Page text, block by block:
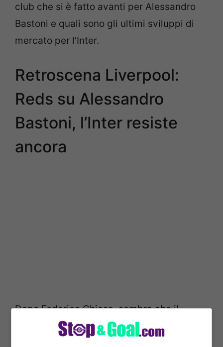
club che si è fatto avanti per Alessandro
Bastoni e quali sono gli ultimi sviluppi di
mercato per l’Inter.
Retroscena Liverpool:
Reds su Alessandro
Bastoni, l’Inter resiste
ancora
Dopo Federico Chiesa, sembra che il
Liverpool abbia ancora intenzione di